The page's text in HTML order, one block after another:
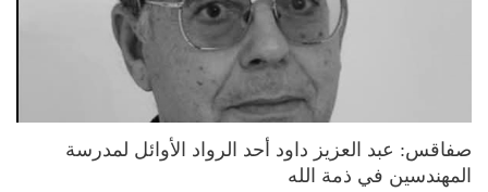
صفاقس: عبد العزيز داود أحد الرواد الأوائل لمدرسة
المهندسين في ذمة الله